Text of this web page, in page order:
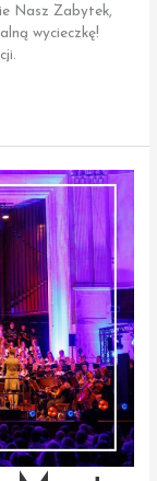
Nasz Zabytek,
wycieczkę!